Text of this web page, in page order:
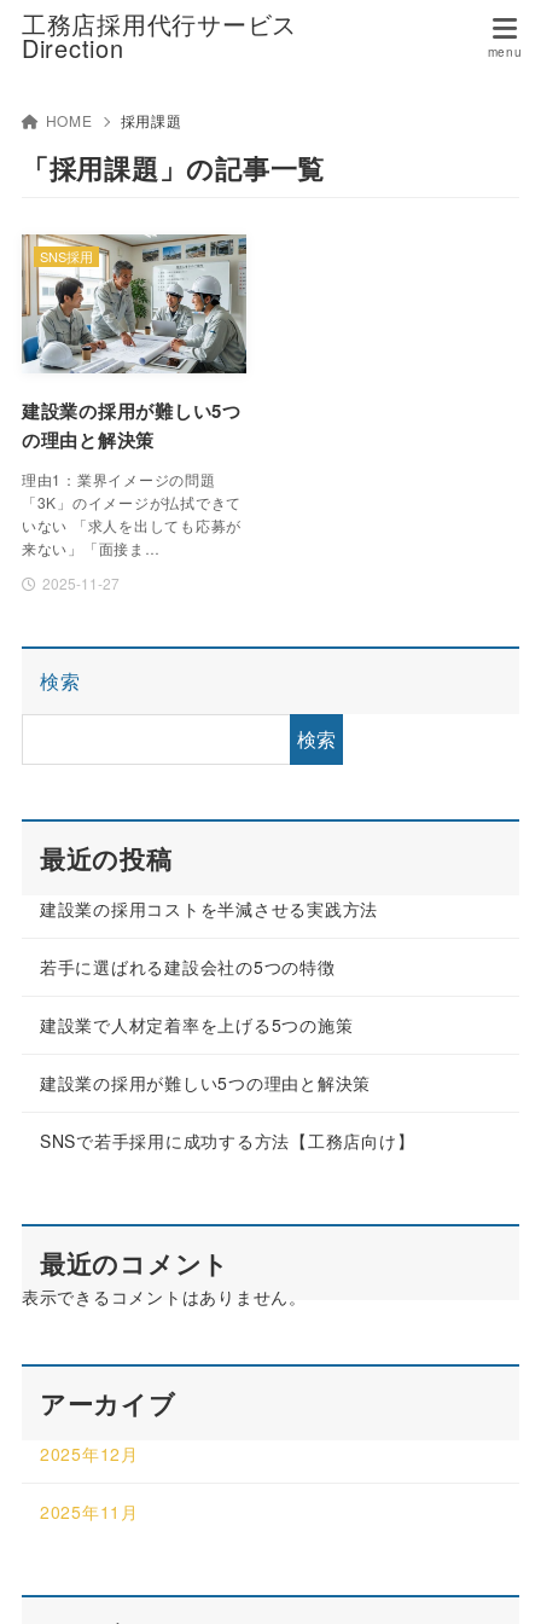
工務店採用代行サービス
Direction
HOME 採用課題
「採用課題」の記事一覧
建設業の採用が難しい5つ
の理由と解決策
理由1：業界イメージの問題
「3K」のイメージが払拭できて
いない 「求人を出しても応募が
来ない」「面接ま…
2025-11-27
SNS採用
検索
検索
最近の投稿
建設業の採用コストを半減させる実践方法
若手に選ばれる建設会社の5つの特徴
建設業で人材定着率を上げる5つの施策
建設業の採用が難しい5つの理由と解決策
SNSで若手採用に成功する方法【工務店向け】
最近のコメント
表示できるコメントはありません。
アーカイブ
2025年12月
2025年11月